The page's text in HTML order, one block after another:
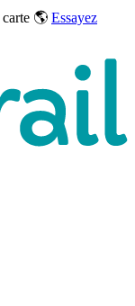
carte 🌎 Essayez